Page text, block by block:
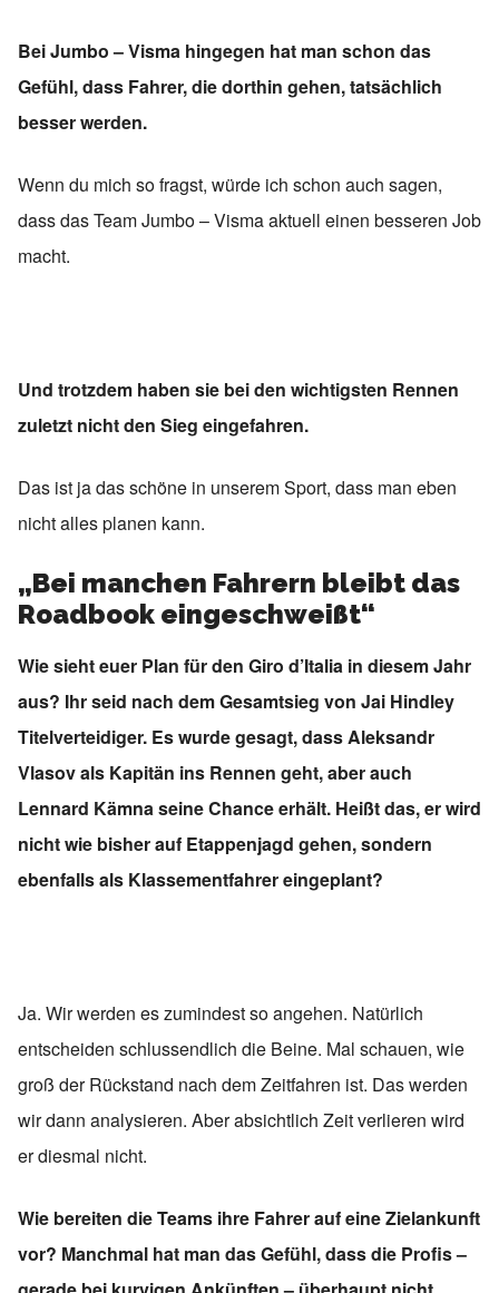
Bei Jumbo – Visma hingegen hat man schon das
Gefühl, dass Fahrer, die dorthin gehen, tatsächlich
besser werden.
Wenn du mich so fragst, würde ich schon auch sagen,
dass das Team Jumbo – Visma aktuell einen besseren Job
macht.
Und trotzdem haben sie bei den wichtigsten Rennen
zuletzt nicht den Sieg eingefahren.
Das ist ja das schöne in unserem Sport, dass man eben
nicht alles planen kann.
„Bei manchen Fahrern bleibt das
Roadbook eingeschweißt“
Wie sieht euer Plan für den Giro d’Italia in diesem Jahr
aus? Ihr seid nach dem Gesamtsieg von Jai Hindley
Titelverteidiger. Es wurde gesagt, dass Aleksandr
Vlasov als Kapitän ins Rennen geht, aber auch
Lennard Kämna seine Chance erhält. Heißt das, er wird
nicht wie bisher auf Etappenjagd gehen, sondern
ebenfalls als Klassementfahrer eingeplant?
Ja. Wir werden es zumindest so angehen. Natürlich
entscheiden schlussendlich die Beine. Mal schauen, wie
groß der Rückstand nach dem Zeitfahren ist. Das werden
wir dann analysieren. Aber absichtlich Zeit verlieren wird
er diesmal nicht.
Wie bereiten die Teams ihre Fahrer auf eine Zielankunft
vor? Manchmal hat man das Gefühl, dass die Profis –